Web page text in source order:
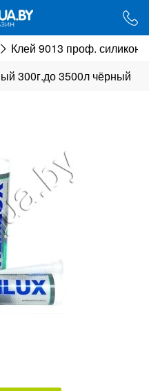
Клей 9013 проф.
300г.до 3500л чёрный